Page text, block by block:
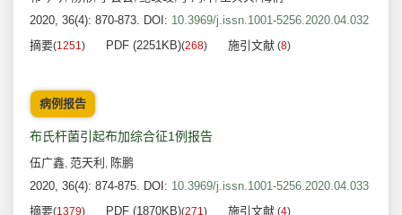
2020, 36(4): 870-873. DOI: 10.3969/j.issn.1001-5256.2020.04.032
摘要(1251) PDF (2251KB)(268) 施引文献 (8)
病例报告
布氏杆菌引起布加综合征1例报告
伍广鑫, 范天利 , 陈鹏
2020, 36(4): 874-875. DOI: 10.3969/j.issn.1001-5256.2020.04.033
摘要(1379) PDF (1870KB)(271) 施引文献 (4)